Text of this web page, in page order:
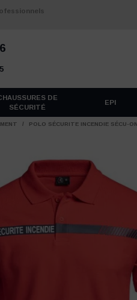
DE
SÉCURITÉ
EPI
/ POLO SÉCURITE INCENDIE SÉCU-